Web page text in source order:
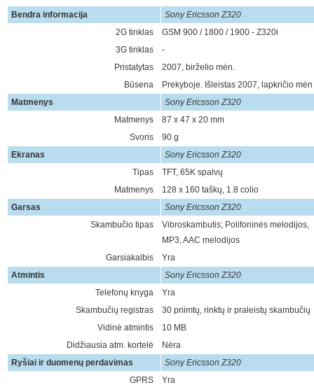
Bendra informacija
Sony Ericsson Z320
2G tinklas
GSM 900 / 1800 / 1900 - Z320i
3G tinklas
-
Pristatytas
2007, birželio mėn.
Būsena
Prekyboje. Išleistas 2007, lapkričio mėn
Matmenys
Sony Ericsson Z320
Matmenys
87 x 47 x 20 mm
Svoris
90 g
Ekranas
Sony Ericsson Z320
Tipas
TFT, 65K spalvų
Matmenys
128 x 160 taškų, 1.8 colio
Garsas
Sony Ericsson Z320
Skambučio tipas
Vibroskambutis; Polifoninės melodijos,
MP3, AAC melodijos
Garsiakalbis
Yra
Atmintis
Sony Ericsson Z320
Telefonų knyga
Yra
Skambučių registras
30 priimtų, rinktų ir praleistų skambučių
Vidinė atmintis
10 MB
Didžiausia atm. kortelė
Nėra
Ryšiai ir duomenų perdavimas
Sony Ericsson Z320
GPRS
Yra